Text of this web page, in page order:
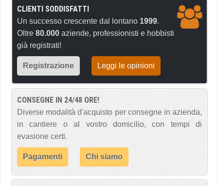
CLIENTI SODDISFATTI
Un successo crescente dal lontano 1999.
Oltre 80.000 aziende, professionisti e hobbisti
già registrati!
Registrazione Leggi le opinioni
CONSEGNE IN 24/48 ORE!
Diverse modalità d'acquisto per consegne in azienda,
in cantiere o al vostro domicilio, con tempi di
evasione certi.
Pagamenti Chi siamo